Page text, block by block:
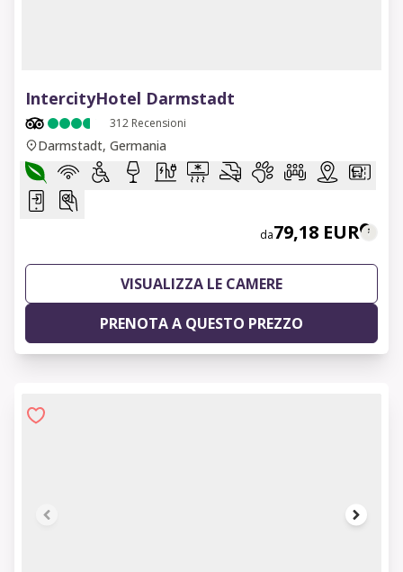
IntercityHotel Darmstadt
312 Recensioni
Darmstadt, Germania
da79,18 EUR
VISUALIZZA LE CAMERE
PRENOTA A QUESTO PREZZO